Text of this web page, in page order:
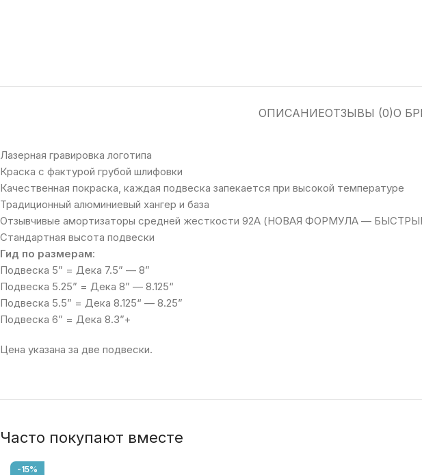
ОПИСАНИЕОТЗЫВЫ (0)О
Лазерная гравировка логотипа
Краска с фактурой грубой шлифовки
Качественная покраска, каждая подвеска запекается при высокой температуре
Традиционный алюминиевый хангер и база
Отзывчивые амортизаторы средней жесткости 92A (НОВАЯ ФОРМУЛА —
Стандартная высота подвески
Гид по размерам:
Подвеска 5” = Дека 7.5” — 8”
Подвеска 5.25” = Дека 8” — 8.125“
Подвеска 5.5” = Дека 8.125“ — 8.25”
Подвеска 6” = Дека 8.3”+
Цена указана за две подвески.
Часто покупают вместе
-15%